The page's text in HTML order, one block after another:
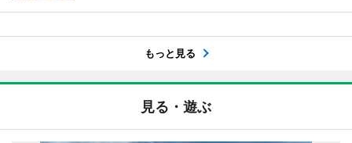
もっと見る
見る・遊ぶ